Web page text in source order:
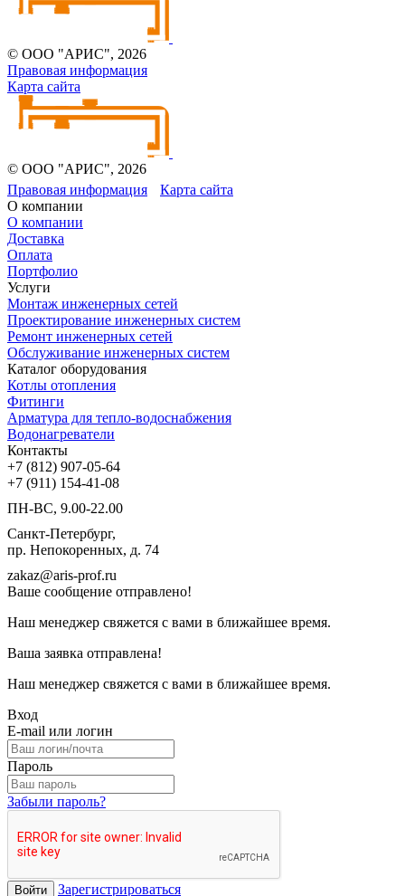
© ООО "АРИС", 2026
Правовая информация
Карта сайта
© ООО "АРИС", 2026
Правовая информация
Карта сайта
О компании
О компании
Доставка
Оплата
Портфолио
Услуги
Монтаж инженерных сетей
Проектирование инженерных систем
Ремонт инженерных сетей
Обслуживание инженерных систем
Каталог оборудования
Котлы отопления
Фитинги
Арматура для тепло-водоснабжения
Водонагреватели
Контакты
+7 (812) 907-05-64
+7 (911) 154-41-08
ПН-ВС, 9.00-22.00
Санкт-Петербург,
пр. Непокоренных, д. 74
zakaz@aris-prof.ru
Ваше сообщение отправлено!
Наш менеджер свяжется с вами в ближайшее время.
Ваша заявка отправлена!
Наш менеджер свяжется с вами в ближайшее время.
Вход
E-mail или логин
Пароль
Забыли пароль?
Войти Зарегистрироваться